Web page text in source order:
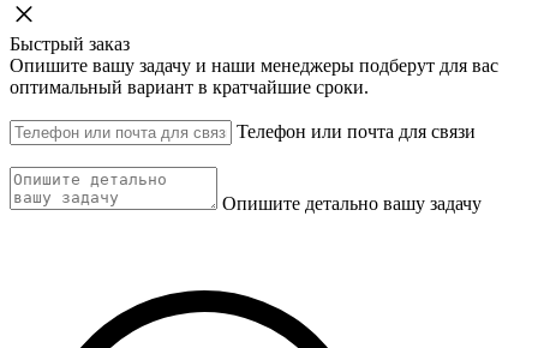
Быстрый заказ
Опишите вашу задачу и наши менеджеры подберут для вас
оптимальный вариант в кратчайшие сроки.
Телефон или почта для связи
Опишите детально вашу задачу